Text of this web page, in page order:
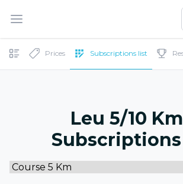
Prices Subscriptions list
Leu 5/10